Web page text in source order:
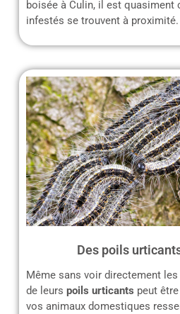
boisée à Culin, il est quasiment
infestés se trouvent à proximité.
Des poils
Même sans voir directement
de leurs poils urticants peut
vos animaux domestiques